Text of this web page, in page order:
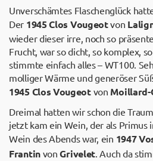
Unverschämtes Flaschenglück
Der 1945 Clos Vougeotvon
wieder dieser irre, noch so
Frucht, war so dicht, so komplex,
stimmte einfach alles – WT100.
molliger Wärme und generöser
1945 Clos Vougeotvon
Dreimal hatten wir schon die
jetzt kam ein Wein, der als Primus
Wein des Abends war, ein 1947
FrantinvonGrivelet. Auch da